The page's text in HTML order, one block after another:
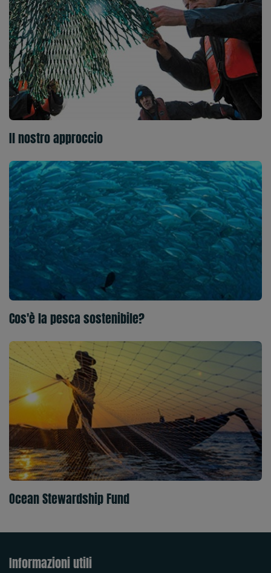
Il nostro approccio
Cos'è la pesca sostenibile?
Ocean Stewardship Fund
Informazioni utili